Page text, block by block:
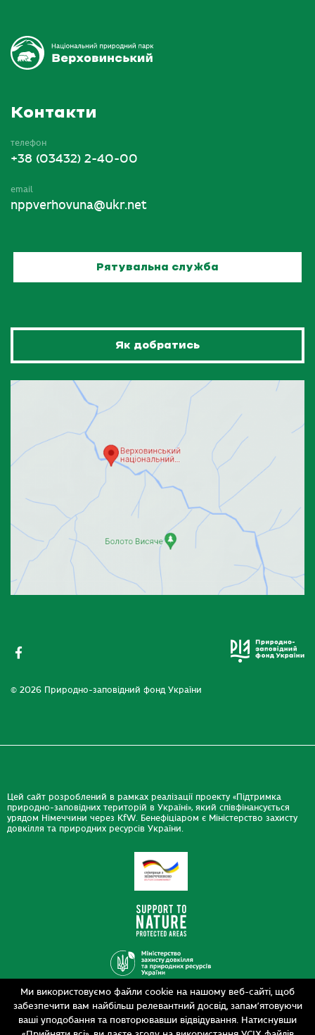
Ми використовуємо файли cookie на нашому веб-сайті, щоб
забезпечити вам найбільш релевантний досвід, запам’ятовуючи
ваші уподобання та повторювавши відвідування. Натиснувши
Контакти
телефон
+38 (03432) 2-40-00
email
nppverhovuna@ukr.net
Рятувальна служба
Як добратись
© 2026 Природно-заповідний фонд України
Цей сайт розроблений в рамках реалізації проекту «Підтримка
природно-заповідних територій в Україні», який співфінансується
урядом Німеччини через KfW. Бенефіціаром є Міністерство захисту
довкілля та природних ресурсів України.
Дизайн
Розробка
siteGist